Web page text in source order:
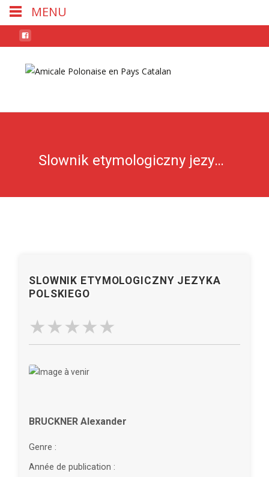
Slownik etymologiczny jezyka polskiego
SLOWNIK ETYMOLOGICZNY JEZYKA
POLSKIEGO
BRUCKNER Alexander
Genre :
Année de publication :
MENU